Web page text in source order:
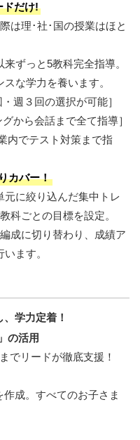
ドだけ!
は理･社･国の授業はほと
ずっと5教科完全指導。
な学力を養います。
週３回の選択が可能］
から会話まで全て指導］
内でテスト対策まで指
カバー！
に絞り込んだ集中トレ
科ごとの目標を設定。
成に切り替わり、成績ア
ます。
学力定着！
の活用
でリードが徹底支援！
成。すべてのお子さま